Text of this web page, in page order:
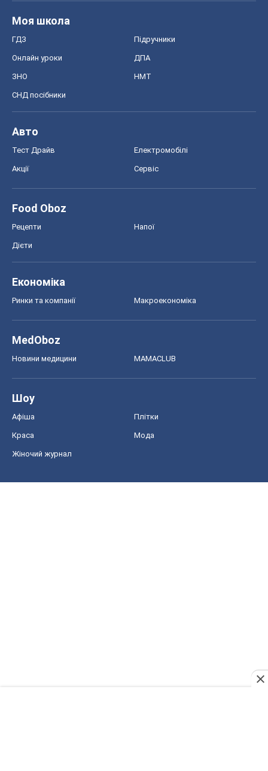
Моя школа
ГДЗ Підручники
Онлайн уроки ДПА
ЗНО НМТ
СНД посібники
Авто
Тест Драйв Електромобілі
Акції Сервіс
Food Oboz
Рецепти Напої
Дієти
Економіка
Ринки та компанії Макроекономіка
MedOboz
Новини медицини MAMACLUB
Шоу
Афіша Плітки
Краса Мода
Жіночий журнал